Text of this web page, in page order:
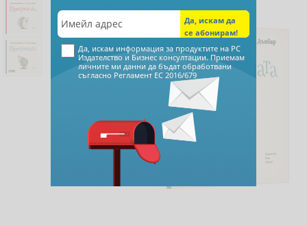
Да, искам информация за продуктите на РС
Издателство и Бизнес консултации. Приемам
личните ми данни да бъдат обработвани
съгласно Регламент ЕС 2016/679